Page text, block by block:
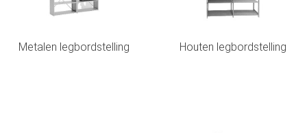
Metalen legbordstelling Houten legbordstelling